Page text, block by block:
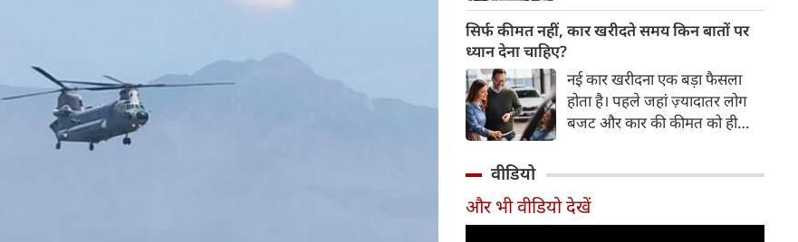
200 अरब रुपए का मौका
सिर्फ कीमत नहीं, कार खरीदते समय किन बातों पर
ध्यान देना चाहिए?
नई कार खरीदना एक बड़ा फैसला
होता है। पहले जहां ज़्यादातर लोग
बजट और कार की कीमत को ही
खरीदते समय किन बातों पर ध्यान
देना चाहिए।
वीडियो
और भी वीडियो देखें